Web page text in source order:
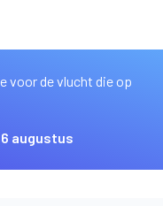
voor de vlucht die op
augustus